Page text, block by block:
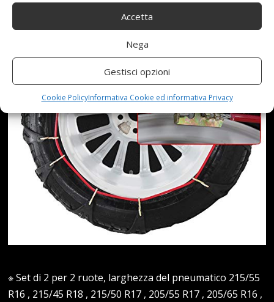
Accetta
Nega
Gestisci opzioni
Cookie PolicyInformativa Cookie ed informativa Privacy
※ Set di 2 per 2 ruote, larghezza del pneumatico 215/55
R16 , 215/45 R18 , 215/50 R17 , 205/55 R17 , 205/65 R16 ,